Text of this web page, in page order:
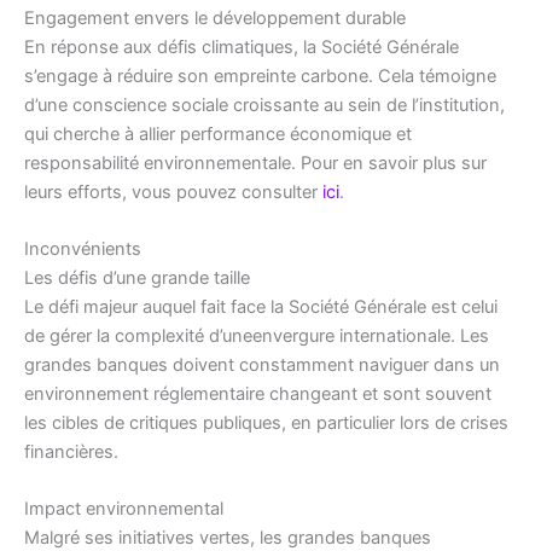
Engagement envers le développement durable
En réponse aux défis climatiques, la Société Générale
s’engage à réduire son empreinte carbone. Cela témoigne
d’une conscience sociale croissante au sein de l’institution,
qui cherche à allier performance économique et
responsabilité environnementale. Pour en savoir plus sur
leurs efforts, vous pouvez consulter ici.
Inconvénients
Les défis d’une grande taille
Le défi majeur auquel fait face la Société Générale est celui
de gérer la complexité d’uneenvergure internationale. Les
grandes banques doivent constamment naviguer dans un
environnement réglementaire changeant et sont souvent
les cibles de critiques publiques, en particulier lors de crises
financières.
Impact environnemental
Malgré ses initiatives vertes, les grandes banques